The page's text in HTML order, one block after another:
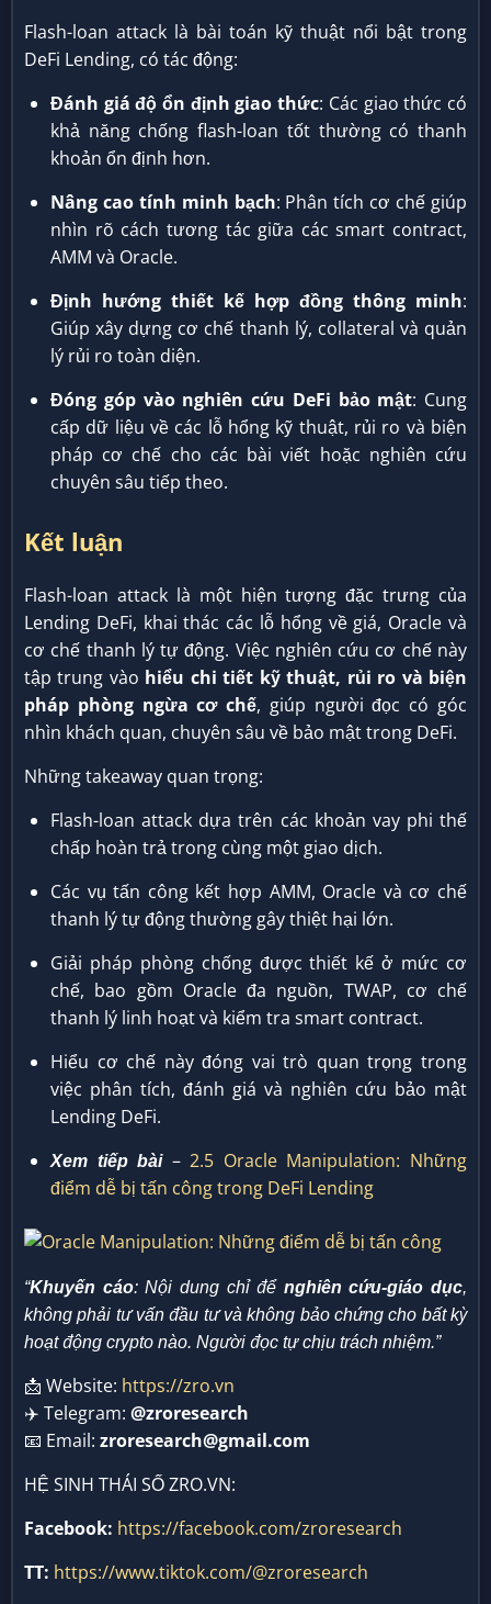
Flash-loan attack là bài toán kỹ thuật nổi bật trong
DeFi Lending, có tác động:
Đánh giá độ ổn định giao thức: Các giao thức có
khả năng chống flash-loan tốt thường có thanh
khoản ổn định hơn.
Nâng cao tính minh bạch: Phân tích cơ chế giúp
nhìn rõ cách tương tác giữa các smart contract,
AMM và Oracle.
Định hướng thiết kế hợp đồng thông minh:
Giúp xây dựng cơ chế thanh lý, collateral và quản
lý rủi ro toàn diện.
Đóng góp vào nghiên cứu DeFi bảo mật: Cung
cấp dữ liệu về các lỗ hổng kỹ thuật, rủi ro và biện
pháp cơ chế cho các bài viết hoặc nghiên cứu
chuyên sâu tiếp theo.
Kết luận
Flash-loan attack là một hiện tượng đặc trưng của
Lending DeFi, khai thác các lỗ hổng về giá, Oracle và
cơ chế thanh lý tự động. Việc nghiên cứu cơ chế này
tập trung vào hiểu chi tiết kỹ thuật, rủi ro và biện
pháp phòng ngừa cơ chế, giúp người đọc có góc
nhìn khách quan, chuyên sâu về bảo mật trong DeFi.
Những takeaway quan trọng:
Flash-loan attack dựa trên các khoản vay phi thế
chấp hoàn trả trong cùng một giao dịch.
Các vụ tấn công kết hợp AMM, Oracle và cơ chế
thanh lý tự động thường gây thiệt hại lớn.
Giải pháp phòng chống được thiết kế ở mức cơ
chế, bao gồm Oracle đa nguồn, TWAP, cơ chế
thanh lý linh hoạt và kiểm tra smart contract.
Hiểu cơ chế này đóng vai trò quan trọng trong
việc phân tích, đánh giá và nghiên cứu bảo mật
Lending DeFi.
Xem tiếp bài–2.5 Oracle Manipulation: Những
điểm dễ bị tấn công trong DeFi Lending
“Khuyến cáo: Nội dung chỉ để nghiên cứu-giáo dục,
không phải tư vấn đầu tư và không bảo chứng cho bất kỳ
hoạt động crypto nào. Người đọc tự chịu trách nhiệm.”
📩 Website: https://zro.vn
✈️ Telegram: @zroresearch
📧 Email: zroresearch@gmail.com
HỆ SINH THÁI SỐ ZRO.VN:
Facebook: https://facebook.com/zroresearch
TT: https://www.tiktok.com/@zroresearch